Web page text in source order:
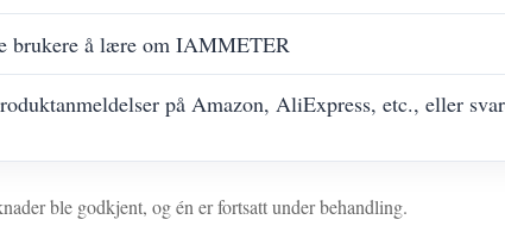
brukere å lære om IAMMETER
på Amazon, AliExpress, etc., eller
ble godkjent, og én er fortsatt under behandling.